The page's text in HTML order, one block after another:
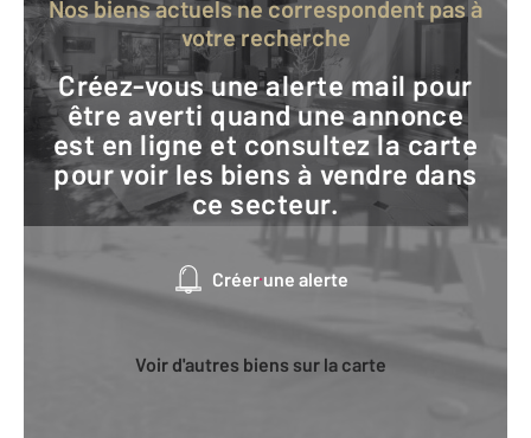
Nos biens actuels ne correspondent pas à
votre recherche
Créez-vous une alerte mail pour
être averti quand une annonce
est en ligne et consultez la carte
pour voir les biens à vendre dans
ce secteur.
Créer une alerte
Voir d'autres biens sur la carte